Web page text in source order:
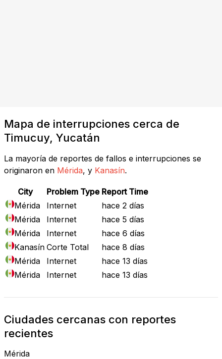
Mapa de interrupciones cerca de
Timucuy, Yucatán
La mayoría de reportes de fallos e interrupciones se
originaron en Mérida, y Kanasín.
City Problem Type Report Time
Mérida
Internet
hace 2 días
Mérida
Internet
hace 5 días
Mérida
Internet
hace 6 días
Kanasín Corte Total
hace 8 días
Mérida
Internet
hace 13 días
Mérida
Internet hace 13 días
Ciudades cercanas con reportes
recientes
Mérida